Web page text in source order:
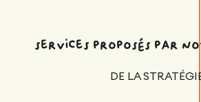
services proposés par
DE LA